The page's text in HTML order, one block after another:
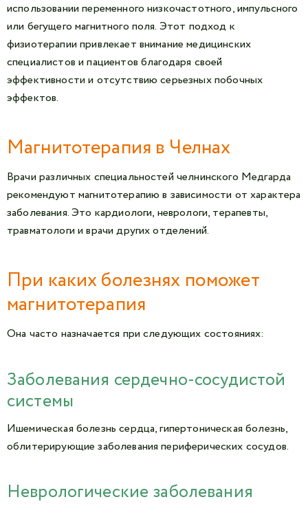
использовании переменного низкочастотного, импульсного
или бегущего магнитного поля. Этот подход к
физиотерапии привлекает внимание медицинских
специалистов и пациентов благодаря своей
эффективности и отсутствию серьезных побочных
эффектов.
Магнитотерапия в Челнах
Врачи различных специальностей челнинского Медгарда
рекомендуют магнитотерапию в зависимости от характера
заболевания. Это кардиологи, неврологи, терапевты,
травматологи и врачи других отделений.
При каких болезнях поможет
магнитотерапия
Она часто назначается при следующих состояниях:
Заболевания сердечно-сосудистой
системы
Ишемическая болезнь сердца, гипертоническая болезнь,
облитерирующие заболевания периферических сосудов.
Неврологические заболевания